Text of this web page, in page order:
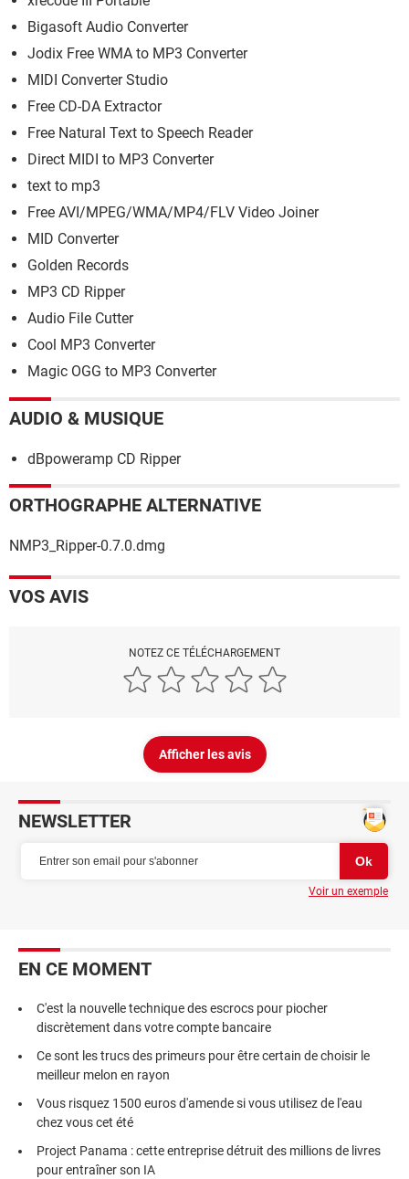
Bigasoft Audio Converter
Jodix Free WMA to MP3 Converter
MIDI Converter Studio
Free CD-DA Extractor
Free Natural Text to Speech Reader
Direct MIDI to MP3 Converter
text to mp3
Free AVI/MPEG/WMA/MP4/FLV Video Joiner
MID Converter
Golden Records
MP3 CD Ripper
Audio File Cutter
Cool MP3 Converter
Magic OGG to MP3 Converter
AUDIO & MUSIQUE
dBpoweramp CD Ripper
ORTHOGRAPHE ALTERNATIVE
NMP3_Ripper-0.7.0.dmg
VOS AVIS
NOTEZ CE TÉLÉCHARGEMENT
Afficher les avis
NEWSLETTER
Voir un exemple
EN CE MOMENT
C'est la nouvelle technique des escrocs pour piocher
discrètement dans votre compte bancaire
Ce sont les trucs des primeurs pour être certain de choisir le
meilleur melon en rayon
Vous risquez 1500 euros d'amende si vous utilisez de l'eau
chez vous cet été
Project Panama : cette entreprise détruit des millions de livres
pour entraîner son IA